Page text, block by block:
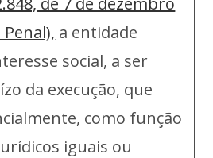
a entidade
social, a ser
da execução, que
como função
iguais ou